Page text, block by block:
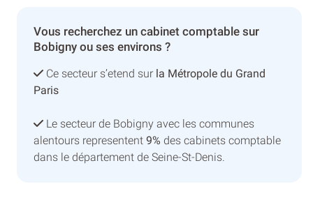
Vous recherchez un cabinet comptable sur
Bobigny ou ses environs ?
Ce secteur s’etend sur la Métropole du Grand
Paris
Le secteur de Bobigny avec les communes
alentours representent 9% des cabinets comptable
dans le département de Seine-St-Denis.